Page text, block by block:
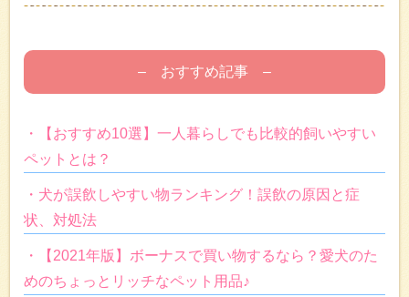
– おすすめ記事 –
・【おすすめ10選】一人暮らしでも比較的飼いやすい
ペットとは？
・犬が誤飲しやすい物ランキング！誤飲の原因と症
状、対処法
・【2021年版】ボーナスで買い物するなら？愛犬のた
めのちょっとリッチなペット用品♪